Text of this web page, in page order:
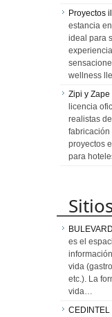
Proyectos
estancia
ideal para
wellness
Zipi y Zape
licencia
realistas
fabricación
proyectos
para
BULEVARD
es el
vida
etc.). La
vida…
CEDINTEL